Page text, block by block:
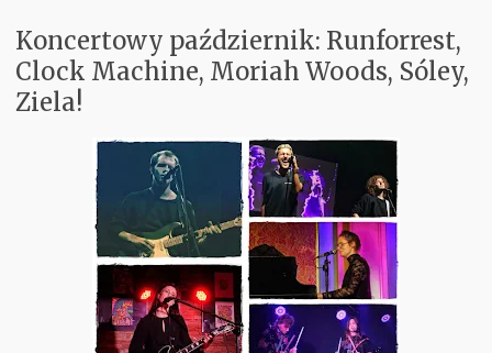
Koncerty
Aktualnie w Głośnikach
PM Odkrywają
Subiektywnie
Kontakt
Koncertowy październik: Runforrest,
Clock Machine, Moriah Woods, Sóley,
Ziela!